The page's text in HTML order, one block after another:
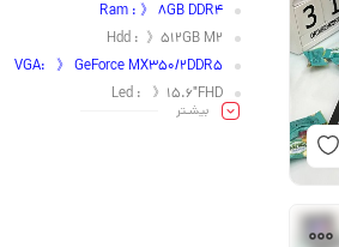
Ram : 》 8GB DDR4
Hdd : 》512GB M2
VGA: 》 GeForce MX350/2DDR5
Led : 》15.6″FHD
بیشـتر